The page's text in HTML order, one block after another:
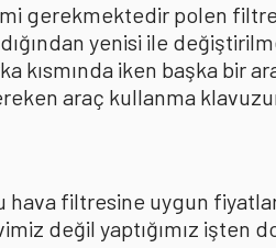
gerekmektedir polen
yenisi ile
kısmında iken başka bir
araç kullanma
filtresine uygun
değil yaptığımız işten